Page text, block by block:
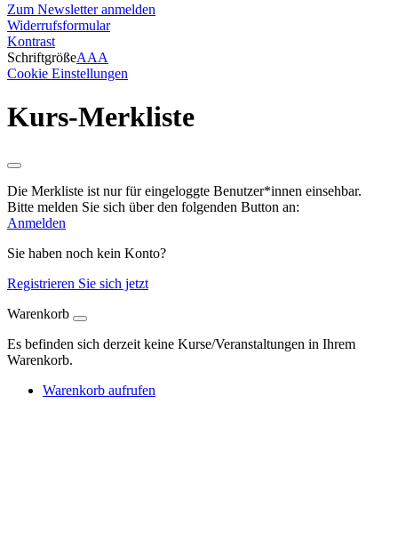
Zum Newsletter anmelden
Widerrufsformular
Kontrast
SchriftgrößeAAA
Cookie Einstellungen
Kurs-Merkliste
Die Merkliste ist nur für eingeloggte Benutzer*innen einsehbar.
Bitte melden Sie sich über den folgenden Button an:
Anmelden
Sie haben noch kein Konto?
Registrieren Sie sich jetzt
Warenkorb
Es befinden sich derzeit keine Kurse/Veranstaltungen in Ihrem
Warenkorb.
Warenkorb aufrufen